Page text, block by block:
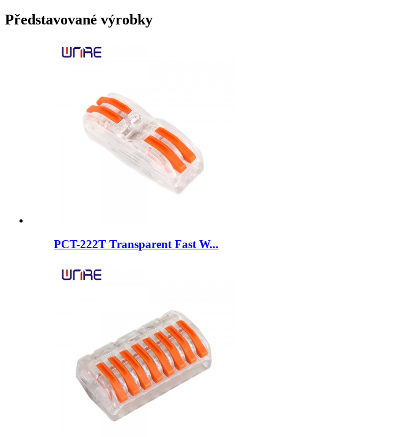
Představované výrobky
PCT-222T Transparent Fast W...